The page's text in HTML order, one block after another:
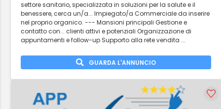
settore sanitario, specializzata in soluzioni per la salute e il
benessere, cerca un/a... Impiegato/a Commerciale da inserire
nel proprio organico. --- Mansioni principali Gestione e
contatto con... clienti attivi e potenziali Organizzazione di
appuntamenti e follow-up Supporto alla rete vendita ...
GUARDA L'ANNUNCIO